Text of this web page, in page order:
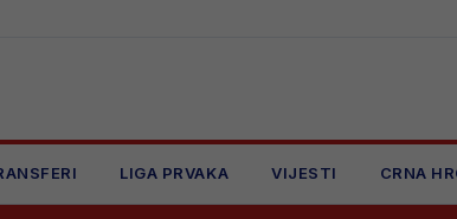
LIGA PRVAKA VIJESTI CRNA